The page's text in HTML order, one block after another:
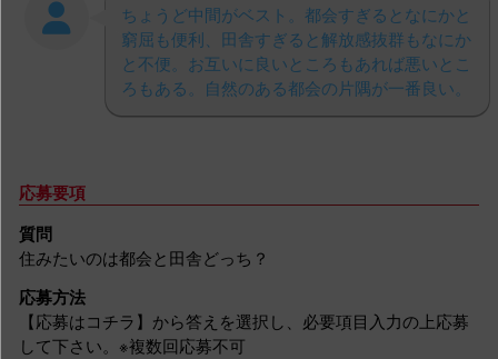
ちょうど中間がベスト。都会すぎるとなにかと
窮屈も便利、田舎すぎると解放感抜群もなにか
と不便。お互いに良いところもあれば悪いとこ
ろもある。自然のある都会の片隅が一番良い。
応募要項
質問
住みたいのは都会と田舎どっち？
応募方法
【応募はコチラ】から答えを選択し、必要項目入力の上応募
して下さい。※複数回応募不可